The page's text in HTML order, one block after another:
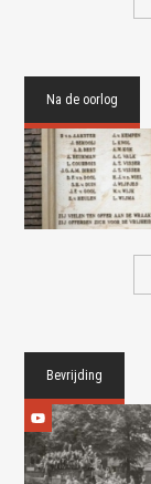
Na de oorlog
Bevrijding